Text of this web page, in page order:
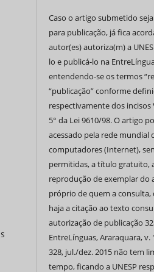
Caso o artigo submetido
para publicação, já fica
autor(es) autoriza(m) a
lo e publicá-lo na
entendendo-se os termos
“publicação” conforme
respectivamente dos incisos
5° da Lei 9610/98. O artigo
acessado pela rede mundial
computadores (Internet),
permitidas, a título gratuito,
reprodução de exemplar do
próprio de quem a consulta,
haja a citação ao texto
autorização de publicação
EntreLínguas, Araraquara, v.
328, jul./dez. 2015 não tem
tempo, ficando a UNESP